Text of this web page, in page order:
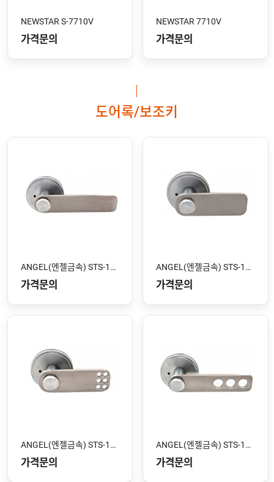
NEWSTAR S-7710V
가격문의
NEWSTAR 7710V
가격문의
도어록/보조키
ANGEL(엔젤금속) STS-106 SS
가격문의
ANGEL(엔젤금속) STS-105 SS
가격문의
ANGEL(엔젤금속) STS-104 SS
가격문의
ANGEL(엔젤금속) STS-103 SS
가격문의